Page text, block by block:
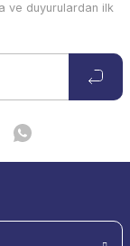
ve duyurulardan ilk